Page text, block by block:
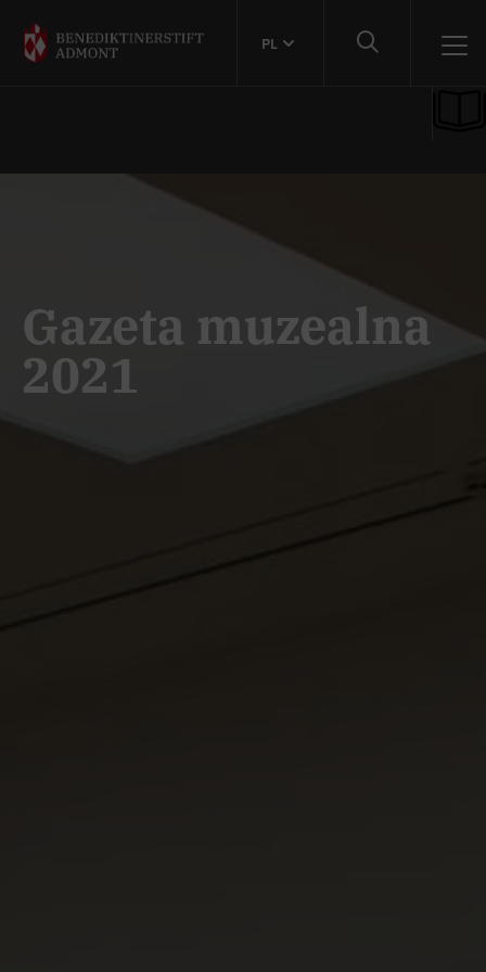
PL
Gazeta muzealna
2021